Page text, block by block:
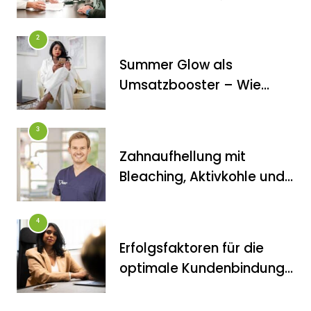
2
Summer Glow als
Umsatzbooster – Wie
3
Zahnaufhellung mit
Bleaching, Aktivkohle und
4
Erfolgsfaktoren für die
optimale Kundenbindung
FITNESS
Die perfekten Liegestütze
FITNESS
Inanna Medical Spa als einziges
Spa in Berlin durch CIDESCO